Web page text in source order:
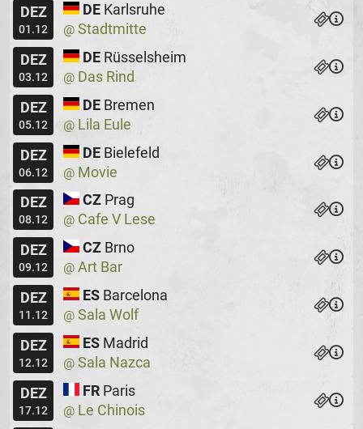
DEZ
01.12
DE Karlsruhe
@ Stadtmitte
DEZ
03.12
DE Rüsselsheim
@ Das Rind
DEZ
05.12
DE Bremen
@ Lila Eule
DEZ
06.12
DE Bielefeld
@ Movie
DEZ
08.12
CZ Prag
@ Cafe V Lese
DEZ
09.12
CZ Brno
@ Art Bar
DEZ
11.12
ES Barcelona
@ Sala Wolf
DEZ
12.12
ES Madrid
@ Sala Nazca
DEZ
17.12
FR Paris
@ Le Chinois